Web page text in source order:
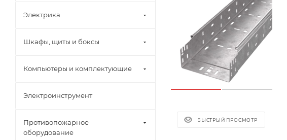
БЫСТРЫЙ ПРОСМОТР
Электрика
Шкафы, щиты и боксы
Компьютеры и комплектующие
Электроинструмент
Противопожарное
оборудование